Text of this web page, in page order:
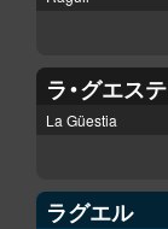
ラ・グエス
La Güestia
ラグエル